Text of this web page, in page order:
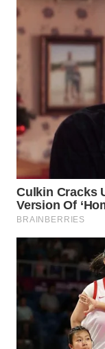
LANGKAT
WN
TAPANULI
SELATAN
WN
TANJUNG
LESUNG
WN
KARO
WN
SIMALUNGUN
WN
LABUHANBATU
TAPANULI